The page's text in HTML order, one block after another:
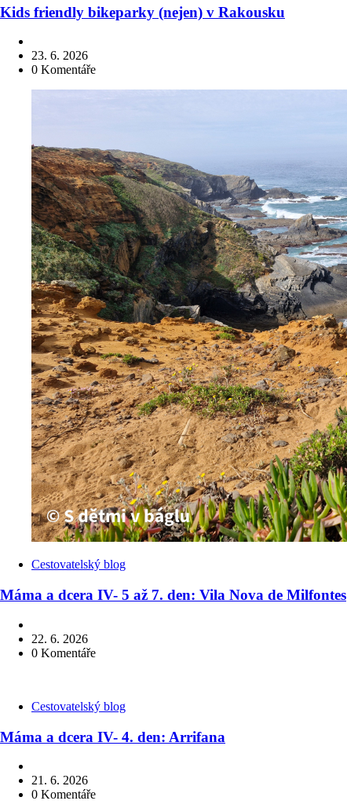
Kids friendly bikeparky (nejen) v Rakousku
23. 6. 2026
0 Komentáře
KategorieCestovatelský blog
Máma a dcera IV- 5 až 7. den: Vila Nova de Milfontes
22. 6. 2026
0 Komentáře
KategorieCestovatelský blog
Máma a dcera IV- 4. den: Arrifana
21. 6. 2026
0 Komentáře